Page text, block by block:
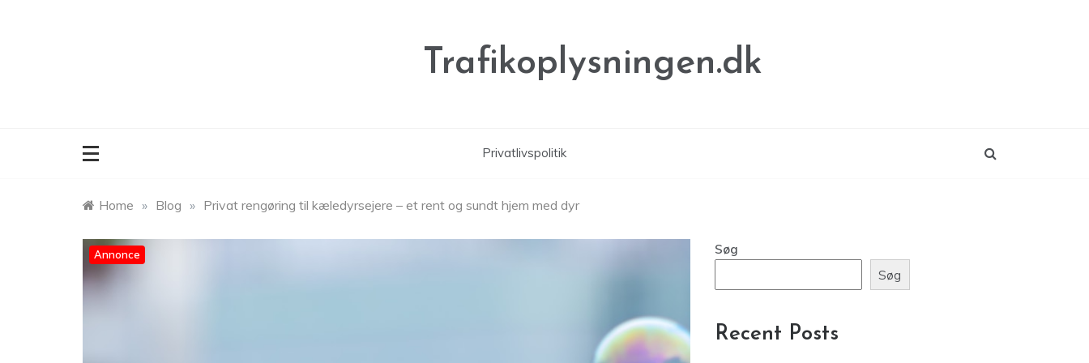
Trafikoplysningen.dk
Privatlivspolitik
Home » Blog » Privat rengøring til kæledyrsejere – et rent og sundt hjem med dyr
Annonce
Søg
Søg
Recent Posts